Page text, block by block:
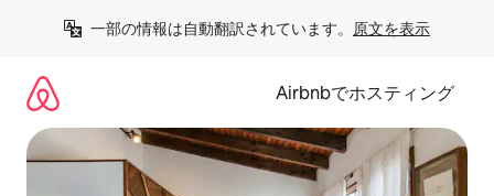
一部の情報は自動翻訳されています。 原文を表示
Airbnbでホスティング